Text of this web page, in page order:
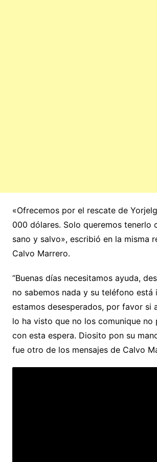
«Ofrecemos por el rescate de
000 dólares. Solo queremos tenerlo
sano y salvo», escribió en la misma
Calvo Marrero.
“Buenas días necesitamos ayuda,
no sabemos nada y su teléfono está
estamos desesperados, por favor si
lo ha visto que no los comunique no
con esta espera. Diosito pon su
fue otro de los mensajes de Calvo